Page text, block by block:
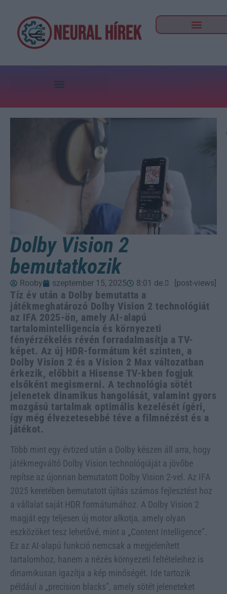
Dolby Vision 2
bemutatkozik
Rooby szeptember 15, 2025 8:01 de. [post-views]
Tíz év után a Dolby bemutatta a
játékmeghatározó Dolby Vision 2 technológiát
az IFA 2025-ön, amely AI-alapú
tartalomintelligencia és környezeti
fényérzékelés révén forradalmasítja a TV-
képet. Az új HDR-formátum két szinten, a
Dolby Vision 2 és a Vision 2 Max változatban
érkezik, előbbit a Hisense TV-kben fogjuk
elsőként megismerni. A technológia sötét
jelenetek dinamikus hangolását, valamint gyors
mozgású tartalmak optimális kezelését ígéri,
így még élvezetesebbé téve a filmnézést és a
játékot.
Több mint egy évtized után a Dolby készen áll arra, hogy
játékmegváltó Dolby Vision technológiáját a jövőbe
repítse az újonnan bemutatott Dolby Vision 2-vel. Az IFA
2025 keretében bemutatott újítás számos fejlesztést hoz
a vállalat saját HDR formátumához. A Dolby Vision 2
magját egy teljesen új motor alkotja, amely olyan
eszközöket tesz lehetővé, mint a „Content Intelligence”.
Ez az AI-alapú funkció nemcsak a megjelenített
tartalomhoz, hanem a nézés környezeti feltételeihez is
dinamikusan igazítja a kép minőségét. Ide tartozik
például a „precision blacks”, amely sötét jeleneteket